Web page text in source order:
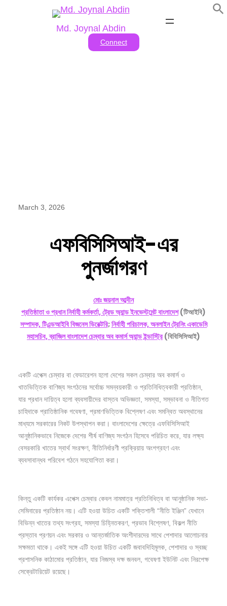
Md. Joynal Abdin
Connect
March 3, 2026
এফবিসিসিআই-এর
পুনর্জাগরণ
মোঃ জয়নাল আব্দীন
প্রতিষ্ঠাতা ও প্রধান নির্বাহী কর্মকর্তা, ট্রেড অ্যান্ড ইনভেস্টমেন্ট বাংলাদেশ(টিআইবি)
সম্পাদক, টিএন্ডআইবি বিজনেস ডিরেক্টরি;নির্বাহী পরিচালক, অনলাইন ট্রেনিং একাডেমি
মহাসচিব, ব্রাজিল বাংলাদেশ চেম্বার অব কমার্স অ্যান্ড ইন্ডাস্ট্রি (বিবিসিসিআই)
একটি এপেক্স চেম্বার বা ফেডারেশন হলো দেশের সকল চেম্বার অব কমার্স ও
খাতভিত্তিক বাণিজ্য সংগঠনের সর্বোচ্চ সমন্বয়কারী ও প্রতিনিধিত্বকারী প্রতিষ্ঠান,
যার প্রধান দায়িত্ব হলো ব্যবসায়ীদের বাস্তব অভিজ্ঞতা, সমস্যা, সম্ভাবনা ও নীতিগত
চাহিদাকে প্রাতিষ্ঠানিক গবেষণা, প্রমাণভিত্তিক বিশ্লেষণ এবং সমন্বিত অবস্থানের
মাধ্যমে সরকারের নিকট উপস্থাপন করা। বাংলাদেশের ক্ষেত্রে এফবিসিসিআই
আনুষ্ঠানিকভাবে নিজেকে দেশের শীর্ষ বাণিজ্য সংগঠন হিসেবে পরিচিত করে, যার লক্ষ্য
বেসরকারি খাতের স্বার্থ সংরক্ষণ, নীতিনির্ধারণী প্রক্রিয়ায় অংশগ্রহণ এবং
ব্যবসাবান্ধব পরিবেশ গঠনে সহযোগিতা করা।
কিন্তু একটি কার্যকর এপেক্স চেম্বার কেবল নামমাত্র প্রতিনিধিত্ব বা আনুষ্ঠানিক সভা-
সেমিনারের প্রতিষ্ঠান নয়। এটি হওয়া উচিত একটি শক্তিশালী “নীতি ইঞ্জিন” যেখানে
বিভিন্ন খাতের তথ্য সংগ্রহ, সমস্যা চিহ্নিতকরণ, প্রভাব বিশ্লেষণ, বিকল্প নীতি
প্রস্তাব প্রণয়ন এবং সরকার ও আন্তর্জাতিক অংশীদারদের সাথে পেশাদার আলোচনার
সক্ষমতা থাকে। একই সঙ্গে এটি হওয়া উচিত একটি জবাবদিহিমূলক, পেশাদার ও স্বচ্ছ
প্রশাসনিক কাঠামোর প্রতিষ্ঠান, যার নিজস্ব দক্ষ জনবল, গবেষণা ইউনিট এবং নিরপেক্ষ
সেক্রেটারিয়েট রয়েছে।